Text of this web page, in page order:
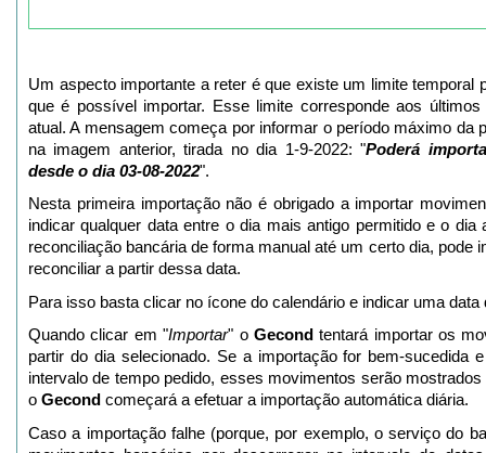
Um aspecto importante a reter é que existe um limite temporal
que é possível importar. Esse limite corresponde aos
atual. A mensagem começa por informar o período máximo da
na imagem anterior, tirada no dia 1-9-2022: "Poderá
desde o dia 03-08-2022".
Nesta primeira importação não é obrigado a importar
indicar qualquer data entre o dia mais antigo permitido e o
reconciliação bancária de forma manual até um certo dia, pode
reconciliar a partir dessa data.
Para isso basta clicar no ícone do calendário e indicar uma
Quando clicar em "Importar" o Gecond tentará importar os
partir do dia selecionado. Se a importação for bem-sucedida
intervalo de tempo pedido, esses movimentos serão
o Gecond começará a efetuar a importação automática diária.
Caso a importação falhe (porque, por exemplo, o serviço do